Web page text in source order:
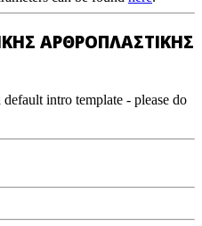
ΑΡΘΡΟΠΛΑΣΤΙΚΗΣ
intro template - please do